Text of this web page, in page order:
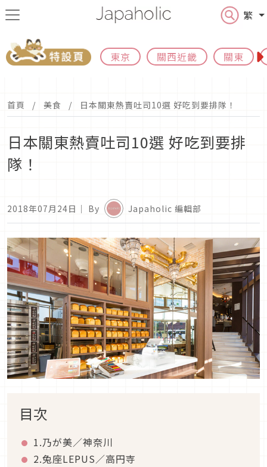
繁
東京 關西近畿 關東
首頁 美食 日本關東熱賣吐司10選 好吃到要排隊！
日本關東熱賣吐司10選 好吃到要排
隊！
2018年07月24日 ｜ By Japaholic 編輯部
目次
1.乃が美／神奈川
2.兔座LEPUS／高円寺